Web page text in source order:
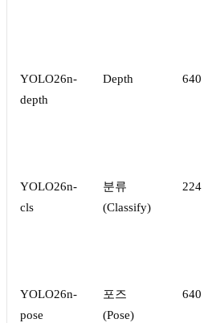
YOLO26n-
depth
Depth 640
YOLO26n-
cls
분류
(Classify)
224
YOLO26n-
pose
포즈
(Pose)
640